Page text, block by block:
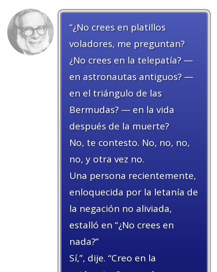
“¿No crees en platillos
voladores, me preguntan?
¿No crees en la telepatía? —
en astronautas antiguos? —
en el triángulo de las
Bermudas? — en la vida
después de la muerte?
No, te contesto. No, no, no,
no, y otra vez no.
Una persona recientemente,
enloquecida por la letanía de
la negación no aliviada,
estalló en “¿No crees en
nada?”
Sí,”, dije. “Creo en la